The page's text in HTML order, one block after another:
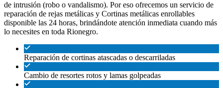
de intrusión (robo o vandalismo). Por eso ofrecemos un servicio de
reparación de rejas metálicas y Cortinas metálicas enrollables
disponible las 24 horas, brindándote atención inmediata cuando más
lo necesites en toda Rionegro.
Reparación de cortinas atascadas o descarriladas
Cambio de resortes rotos y lamas golpeadas